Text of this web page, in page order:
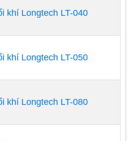
thiết kế mới có thể làm
quả độ ồn xuống mức xấp xỉ
ít hơn.
chuẩn nghiêm ngặt về quản
trong tỷ lệ hiệu suất không
áp lực và chân không rộng
ổn định hơn, sự thay đổi áp
khí Longtech LT-040
khí Longtech LT-050
khí Longtech LT-080